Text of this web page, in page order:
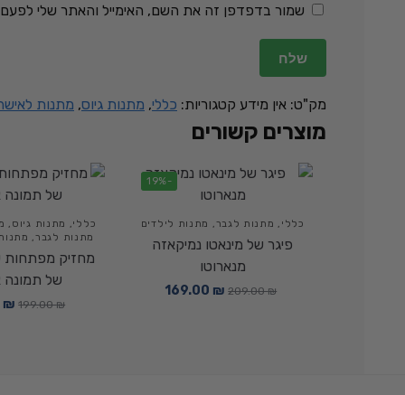
שמור בדפדפן זה את השם, האימייל והאתר שלי
מק"ט: אין מידע קטגוריות: כללי, מתנות גיוס, מתנות
מוצרים קשורים
-19%
כללי , מתנות לגבר, מתנות לילדים
פיגר של מינאטו נמיקאזה
מנארוטו
209.00₪
169.00 ₪
כללי, מתנות גיוס ,
מתנות לגבר,
מחזיק
של תמונה
199.00₪
₪